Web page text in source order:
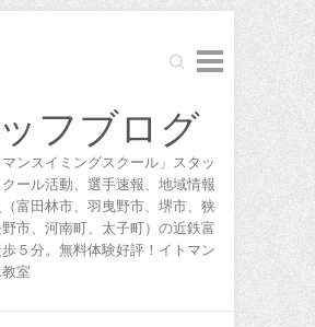
Search
フブログ
マンスイミングスクール」スタッ
ール活動、選手速報、地域情報
富田林市、羽曳野市、堺市、狭
市、河南町、太子町）の近鉄富
５分。無料体験好評！イトマン
室